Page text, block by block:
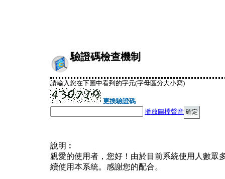
驗證碼檢查機制
請輸入您在下圖中看到的字元(字母區分大小寫)
更換驗證碼
播放圖檔聲音
說明︰
親愛的使用者，您好！由於目前系統使用人數眾
續使用本系統。感謝您的配合。